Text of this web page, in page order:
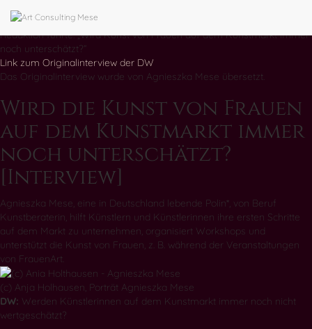
Anna Maciol-Holhausen auf Polnisch für die Deutsche Welle, Polnische
Redaktion führte: „Wird Kunst von Frauen auf dem Kunstmarkt immer
noch unterschätzt?“
Link zum Originalinterview der DW
Das Originalinterview wurde von Agnieszka Mese übersetzt.
Wird die Kunst von Frauen
auf dem Kunstmarkt immer
noch unterschätzt?
[Interview]
Agnieszka Mese, eine in Deutschland lebende Polin*, von Beruf
Kunstberaterin, hilft Künstlern und Künstlerinnen ihre ersten Schritte
auf dem Markt zu unternehmen, organisiert Workshops und
unterstützt die Kunst von Frauen, z. B. während der Veranstaltungen
von FrauenArt.
(c) Anja Holhausen, Porträt Agnieszka Mese
DW: Werden Künstlerinnen auf dem Kunstmarkt immer noch nicht
wertgeschätzt?